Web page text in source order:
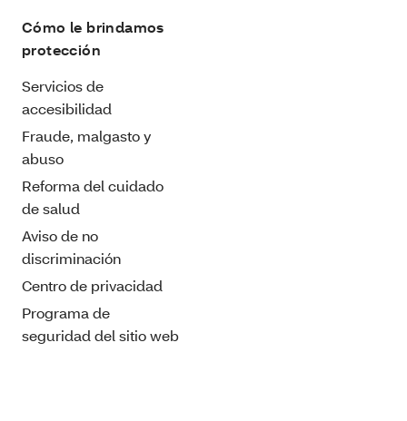
Cómo le brindamos
protección
Servicios de
accesibilidad
Fraude, malgasto y
abuso
Reforma del cuidado
de salud
Aviso de no
discriminación
Centro de privacidad
Programa de
seguridad del sitio web